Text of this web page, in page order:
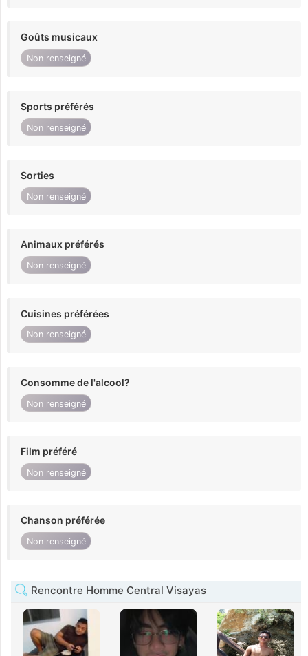
Goûts musicaux
Non renseigné
Sports préférés
Non renseigné
Sorties
Non renseigné
Animaux préférés
Non renseigné
Cuisines préférées
Non renseigné
Consomme de l'alcool?
Non renseigné
Film préféré
Non renseigné
Chanson préférée
Non renseigné
Rencontre Homme Central Visayas